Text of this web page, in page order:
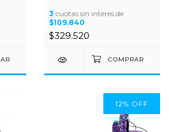
3 cuotas sin interés de
$109.840
$329.520
12% OFF